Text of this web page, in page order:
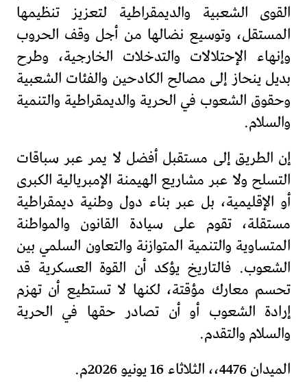
القوى الشعبية والديمقراطية لتعزيز تنظيمها
المستقل، وتوسيع نضالها من أجل وقف الحروب
وإنهاء الإحتلالات والتدخلات الخارجية، وطرح
بديل ينحاز إلى مصالح الكادحين والفئات الشعبية
وحقوق الشعوب في الحرية والديمقراطية والتنمية
والسلام.
إن الطريق إلى مستقبل أفضل لا يمر عبر سباقات
التسلح ولا عبر مشاريع الهيمنة الإمبريالية الكبرى
أو الإقليمية، بل عبر بناء دول وطنية ديمقراطية
مستقلة، تقوم على سيادة القانون والمواطنة
المتساوية والتنمية المتوازنة والتعاون السلمي بين
الشعوب. فالتاريخ يؤكد أن القوة العسكرية قد
تحسم معارك مؤقتة، لكنها لا تستطيع أن تهزم
إرادة الشعوب أو أن تصادر حقها في الحرية
والسلام والتقدم.
الميدان 4476،، الثلاثاء 16 يونيو 2026م.